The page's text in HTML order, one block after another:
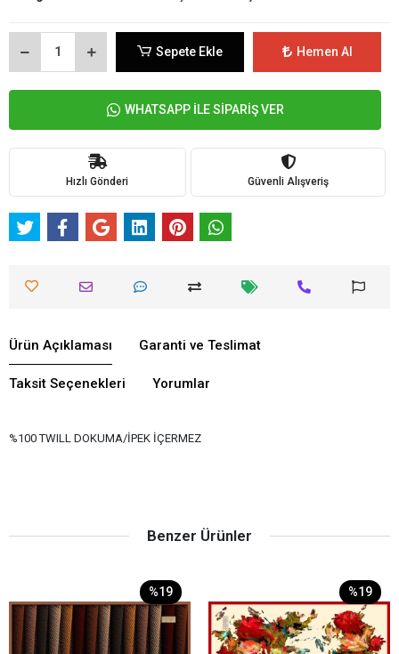
Sepete Ekle Hemen Al
WHATSAPP İLE SİPARİŞ VER
Hızlı Gönderi Güvenli Alışveriş
Ürün Açıklaması Garanti ve Teslimat
Taksit Seçenekleri Yorumlar
%100 TWILL DOKUMA/İPEK İÇERMEZ
Benzer Ürünler
%19 %19